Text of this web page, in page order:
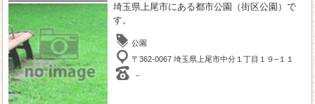
埼玉県上尾市にある都市公園（街区公園）で
す。
公園
〒362-0067 埼玉県上尾市中分１丁目１９−１１
－